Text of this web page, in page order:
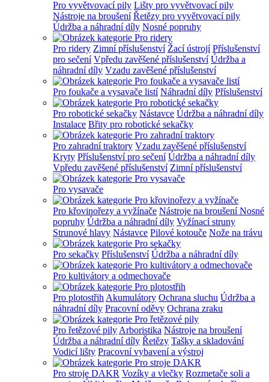
Pro vyvětvovací pily Lišty pro vyvětvovací pily
Nástroje na broušení Řetězy pro vyvětvovací pily
Údržba a náhradní díly Nosné popruhy
Pro ridery Zimní příslušenství Žací ústrojí Příslušenství
pro sečení Vpředu zavěšené příslušenství Údržba a
náhradní díly Vzadu zavěšené příslušenství
Pro foukače a vysavače listí Náhradní díly Příslušenství
Pro robotické sekačky Nástavce Údržba a náhradní díly
Instalace Břity pro robotické sekačky
Pro zahradní traktory Vzadu zavěšené příslušenství
Kryty Příslušenství pro sečení Údržba a náhradní díly
Vpředu zavěšené příslušenství Zimní příslušenství
Pro vysavače
Pro křovinořezy a vyžínače Nástroje na broušeníNosné
popruhy Údržba a náhradní díly Vyžínací struny
Strunové hlavy Nástavce Pilové kotouče Nože na trávu
Pro sekačky Příslušenství Údržba a náhradní díly
Pro kultivátory a odmechovače
Pro plotostřih Akumulátory Ochrana sluchu Údržba a
náhradní díly Pracovní oděvy Ochrana zraku
Pro řetězové pily Arboristika Nástroje na broušení
Údržba a náhradní díly Řetězy Tašky a skladování
Vodicí lišty Pracovní vybavení a výstroj
Pro stroje DAKR Vozíky a vlečky Rozmetače soli a